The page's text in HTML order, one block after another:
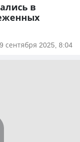
в
сентября 2025, 8:04